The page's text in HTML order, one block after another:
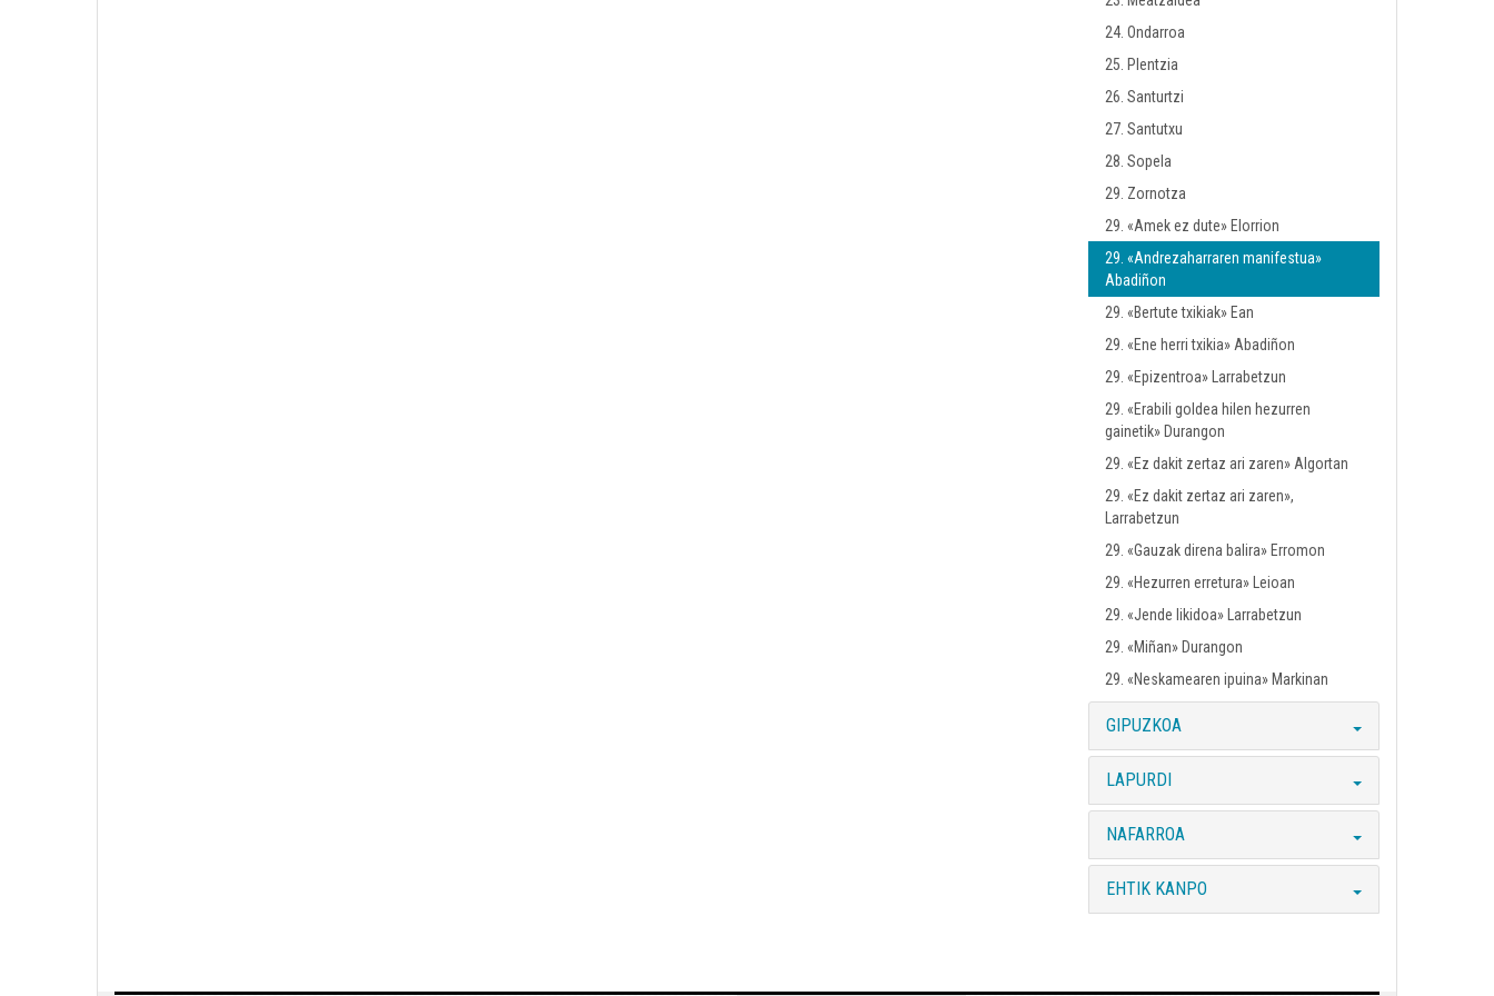
24. Ondarroa
25. Plentzia
26. Santurtzi
27. Santutxu
28. Sopela
29. Zornotza
29. «Amek ez dute» Elorrion
29. «Andrezaharraren manifestua»
Abadiñon
29. «Bertute txikiak» Ean
29. «Ene herri txikia» Abadiñon
29. «Epizentroa» Larrabetzun
29. «Erabili goldea hilen hezurren
gainetik» Durangon
29. «Ez dakit zertaz ari zaren» Algortan
29. «Ez dakit zertaz ari zaren»,
Larrabetzun
29. «Gauzak direna balira» Erromon
29. «Hezurren erretura» Leioan
29. «Jende likidoa» Larrabetzun
29. «Miñan» Durangon
29. «Neskamearen ipuina» Markinan
GIPUZKOA
LAPURDI
NAFARROA
EHTIK KANPO